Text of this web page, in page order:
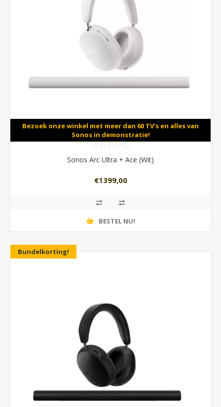
Bezoek onze winkel met meer dan 60 TV's en alles van
Sonos in demonstratie!
Sonos Arc Ultra + Ace (Wit)
€1399,00
BESTEL NU!
Bundelkorting!